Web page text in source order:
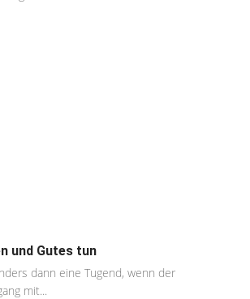
und Gutes tun
dann eine Tugend, wenn der
mit...